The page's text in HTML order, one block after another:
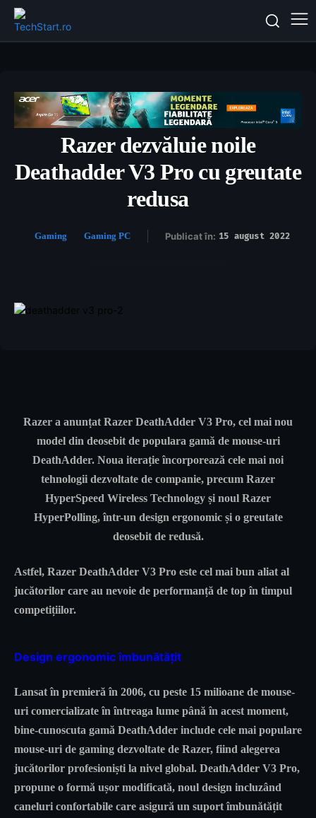
Razer dezvăluie noile
Deathadder V3 Pro cu greutate
redusa
Gaming Gaming PC Publicat în: 15 august 2022
Razer a anunțat Razer DeathAdder V3 Pro, cel mai nou
model din deosebit de populara gamă de mouse-uri
DeathAdder. Noua iterație încorporează cele mai noi
tehnologii dezvoltate de companie, precum Razer
HyperSpeed Wireless Technology și noul Razer
HyperPolling, într-un design ergonomic și o greutate
deosebit de redusă.
Astfel, Razer DeathAdder V3 Pro este cel mai bun aliat al
jucătorilor care au nevoie de performanță de top în timpul
competițiilor.
Design ergonomic îmbunătățit
Lansat în premieră în 2006, cu peste 15 milioane de mouse-
uri comercializate în întreaga lume până în acest moment,
bine-cunoscuta gamă DeathAdder include cele mai populare
mouse-uri de gaming dezvoltate de Razer, fiind alegerea
jucătorilor profesioniști la nivel global. DeathAdder V3 Pro,
propune o formă ușor modificată, noul design incluzând
caneluri confortabile care asigură un suport îmbunătățit